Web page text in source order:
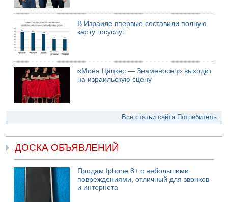
В Израиле впервые составили полную
карту госуслуг
«Моня Цацкес — Знаменосец» выходит
на израильскую сцену
Все статьи сайта Потребитель
ДОСКА ОБЪЯВЛЕНИЙ
Продам Iphone 8+ с небольшими
повреждениями, отличный для звонков
и интернета